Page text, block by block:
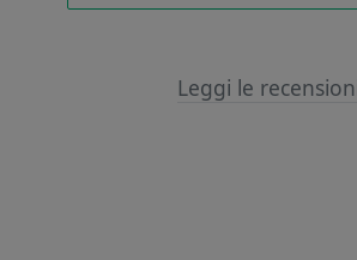
Leggi le